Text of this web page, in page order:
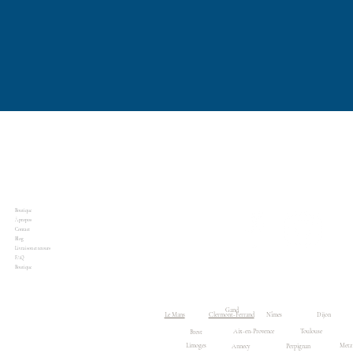
Boutique
À propos
Contact
Blog
Livraison et retours
FAQ
Boutique
Gand
Le Mans Dijon
Nîmes
Clermont-Ferrand
Brest Aix-en-Provence Toulouse
Limoges
Annecy Perpignan Metz